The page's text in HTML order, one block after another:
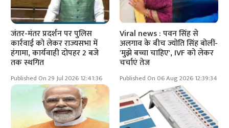
जंतर-मंतर प्रदर्शन पर पुलिस
कार्रवाई को लेकर राज्यसभा में
हंगामा, कार्यवाही दोपहर 2 बजे
तक स्थगित
Published On 29 Jul 2026 12:41:36
Viral news : पवन सिंह से
अलगाव के बीच ज्योति सिंह बोलीं-
'मुझे बच्चा चाहिए', IVF को लेकर
चर्चाएं तेज
Published On 06 Aug 2026 12:39:34